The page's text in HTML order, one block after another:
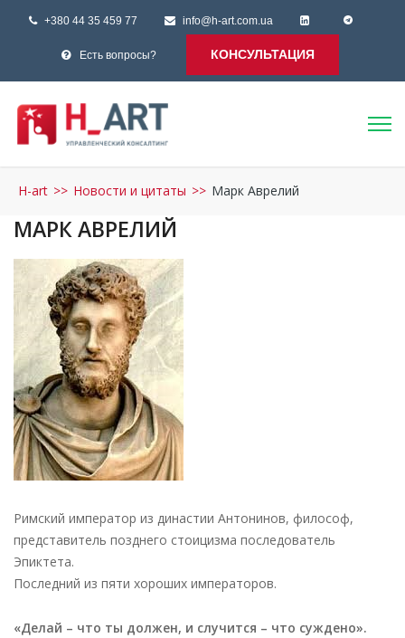
+380 44 35 459 77 info@h-art.com.ua
Есть вопросы? КОНСУЛЬТАЦИЯ
H-art >> Новости и цитаты >> Марк Аврелий
МАРК АВРЕЛИЙ
Римский император из династии Антонинов, философ,
представитель позднего стоицизма последователь
Эпиктета.
Последний из пяти хороших императоров.
«Делай – что ты должен, и случится – что суждено».